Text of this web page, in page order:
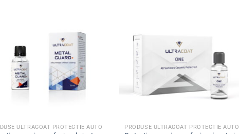
ULTRACOAT PROTECTIE AUTO PRODUSE ULTRACOAT PROTECTIE AUTO